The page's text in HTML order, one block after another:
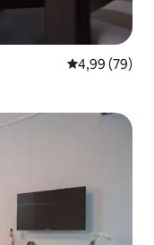
Povprečna
4,99 (79)
»Izbira gostov«